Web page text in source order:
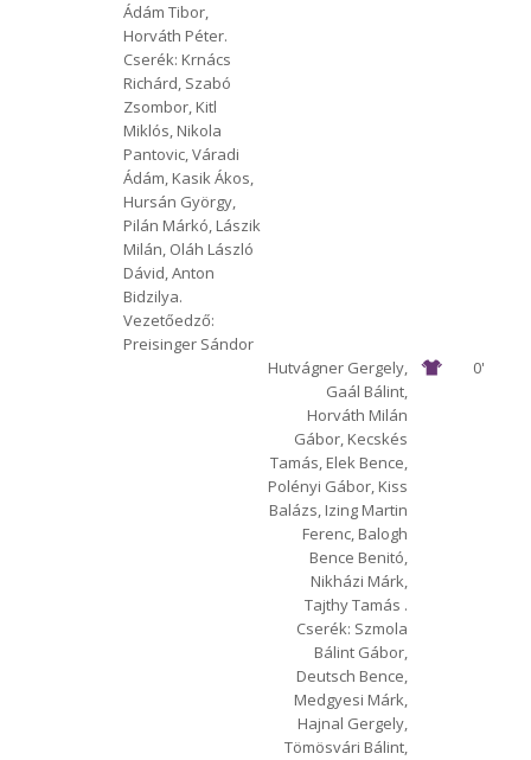
Ádám Tibor,
Horváth Péter.
Cserék: Krnács
Richárd, Szabó
Zsombor, Kitl
Miklós, Nikola
Pantovic, Váradi
Ádám, Kasik Ákos,
Hursán György,
Pilán Márkó, Lászik
Milán, Oláh László
Dávid, Anton
Bidzilya.
Vezetőedző:
Preisinger Sándor
0'
Hutvágner Gergely,
Gaál Bálint,
Horváth Milán
Gábor, Kecskés
Tamás, Elek Bence,
Polényi Gábor, Kiss
Balázs, Izing Martin
Ferenc, Balogh
Bence Benitó,
Nikházi Márk,
Tajthy Tamás .
Cserék: Szmola
Bálint Gábor,
Deutsch Bence,
Medgyesi Márk,
Hajnal Gergely,
Tömösvári Bálint,